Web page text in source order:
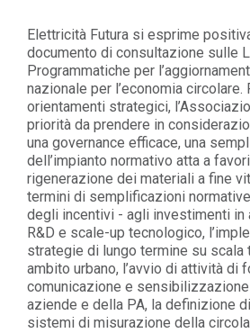
Elettricità Futura si esprime
documento di consultazione sulle
Programmatiche per
nazionale per l’economia
orientamenti strategici,
priorità da prendere in
una governance efficace, una
dell’impianto normativo atta a
rigenerazione dei materiali a fine
termini di semplificazioni
degli incentivi - agli investimenti in
R&D e scale-up tecnologico,
strategie di lungo termine su scala
ambito urbano, l’avvio di attività di
comunicazione e sensibilizzazione
aziende e della PA, la definizione
sistemi di misurazione della